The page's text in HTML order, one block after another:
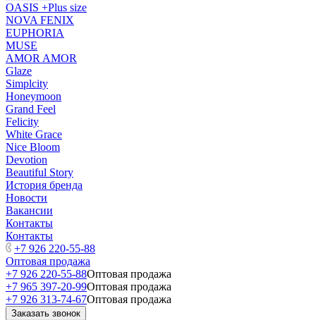
OASIS +Plus size
NOVA FENIX
EUPHORIA
MUSE
AMOR AMOR
Glaze
Simplcity
Honeymoon
Grand Feel
Felicity
White Grace
Nice Bloom
Devotion
Beautiful Story
История бренда
Новости
Вакансии
Контакты
Контакты
+7 926 220-55-88
Оптовая продажа
+7 926 220-55-88Оптовая продажа
+7 965 397-20-99Оптовая продажа
+7 926 313-74-67Оптовая продажа
Заказать звонок